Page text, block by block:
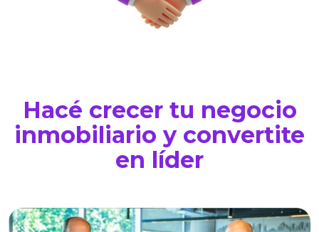
Hacé crecer tu negocio
inmobiliario y convertite
en líder